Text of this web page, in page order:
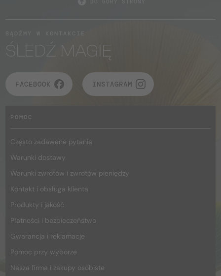
ŚLEDŹ MAGIĘ
FACEBOOK INSTAGRAM
POMOC
Często zadawane pytania
Warunki dostawy
Warunki zwrotów i zwrotów pieniędzy
Kontakt i obsługa klienta
Produkty i jakość
Płatności i bezpieczeństwo
Gwarancja i reklamacje
Pomoc przy wyborze
Nasza firma i zakupy osobiste